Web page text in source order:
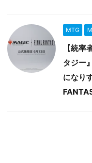
MTG
【統
タジー
になり